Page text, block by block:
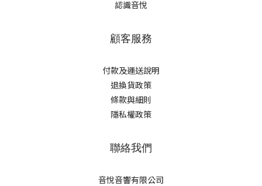
認識音悅
顧客服務
付款及運送說明
退換貨政策
條款與細則
隱私權政策
聯絡我們
音悅音響有限公司